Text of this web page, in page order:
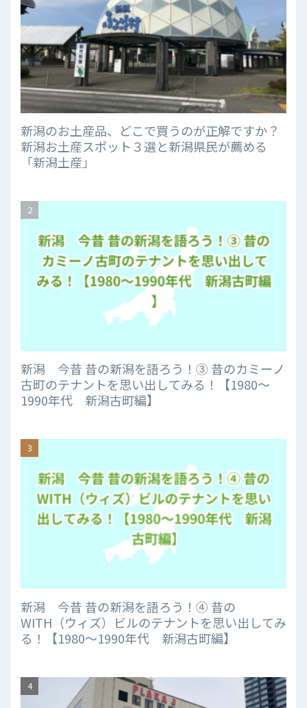
新潟のお土産品、どこで買うのが正解ですか？
新潟お土産スポット３選と新潟県民が薦める
「新潟土産」
新潟 今昔 昔の新潟を語ろう！③ 昔のカミーノ
古町のテナントを思い出してみる！【1980～
1990年代 新潟古町編】
新潟 今昔 昔の新潟を語ろう！④ 昔の
WITH（ウィズ）ビルのテナントを思い出してみ
る！【1980～1990年代 新潟古町編】